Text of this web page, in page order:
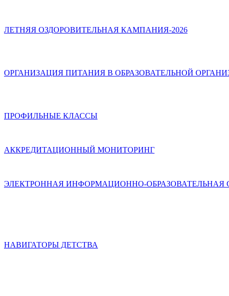
ЛЕТНЯЯ ОЗДОРОВИТЕЛЬНАЯ КАМПАНИЯ-2026
ОРГАНИЗАЦИЯ ПИТАНИЯ В ОБРАЗОВАТЕЛЬНОЙ
ПРОФИЛЬНЫЕ КЛАССЫ
АККРЕДИТАЦИОННЫЙ МОНИТОРИНГ
ЭЛЕКТРОННАЯ ИНФОРМАЦИОННО-ОБРАЗОВАТЕЛЬНАЯ
НАВИГАТОРЫ ДЕТСТВА